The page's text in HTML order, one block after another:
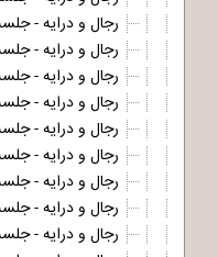
رجال و درایه - جلسه
رجال و درایه - جلسه
رجال و درایه - جلسه
رجال و درایه - جلسه
رجال و درایه - جلسه
رجال و درایه - جلسه
رجال و درایه - جلسه
رجال و درایه - جلسه
رجال و درایه - جلسه